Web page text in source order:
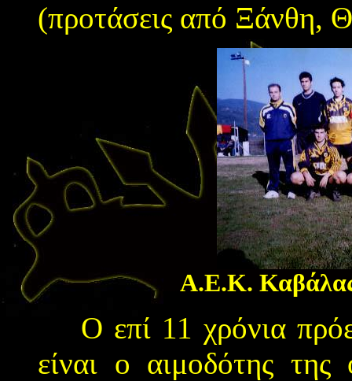
(προτάσεις από Ξάνθη,
Α.Ε.Κ.
Ο επί 11 χρόνια
είναι ο αιμοδότης